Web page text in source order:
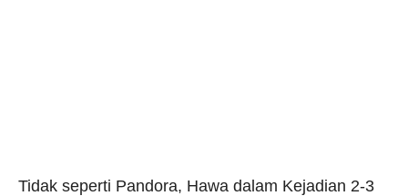
Tidak seperti Pandora, Hawa dalam Kejadian 2-3